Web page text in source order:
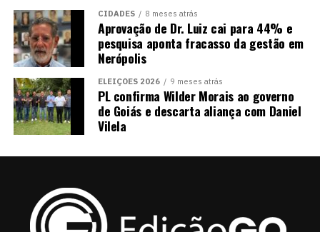
CIDADES 8 meses atrás
Aprovação de Dr. Luiz cai para 44% e
pesquisa aponta fracasso da gestão em
Nerópolis
ELEIÇÕES 2026 9 meses atrás
PL confirma Wilder Morais ao governo
de Goiás e descarta aliança com Daniel
Vilela